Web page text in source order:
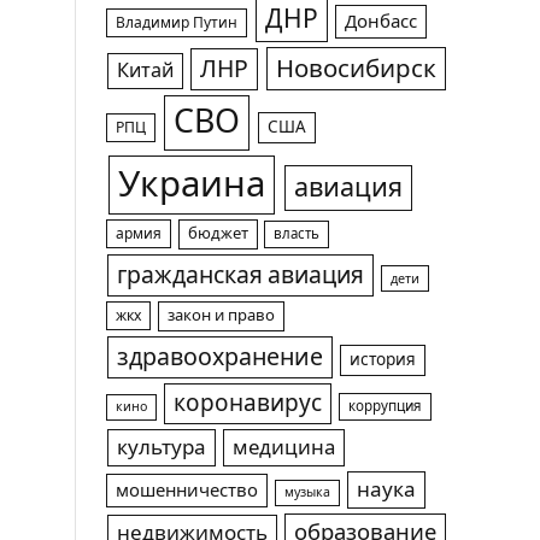
Владимир Путин ДНР Донбасс
Китай ЛНР Новосибирск
РПЦ СВО США
Украина авиация
армия бюджет власть
гражданская авиация дети
жкх закон и право
здравоохранение история
кино коронавирус коррупция
культура медицина
мошенничество музыка
наука
недвижимость
образование